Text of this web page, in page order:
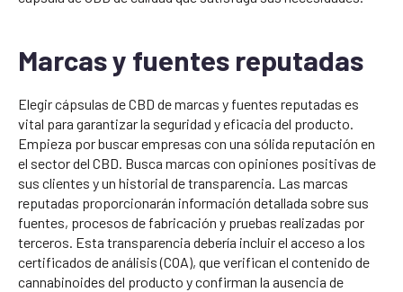
Marcas y fuentes reputadas
Elegir cápsulas de CBD de marcas y fuentes reputadas es
vital para garantizar la seguridad y eficacia del producto.
Empieza por buscar empresas con una sólida reputación en
el sector del CBD. Busca marcas con opiniones positivas de
sus clientes y un historial de transparencia. Las marcas
reputadas proporcionarán información detallada sobre sus
fuentes, procesos de fabricación y pruebas realizadas por
terceros. Esta transparencia debería incluir el acceso a los
certificados de análisis (COA), que verifican el contenido de
cannabinoides del producto y confirman la ausencia de